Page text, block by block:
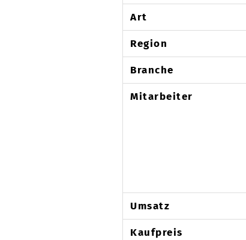
Art
Region
Branche
Mitarbeiter
Umsatz
Kaufpreis